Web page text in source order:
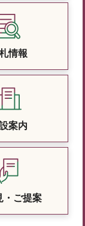
情報
案内
・ご提案